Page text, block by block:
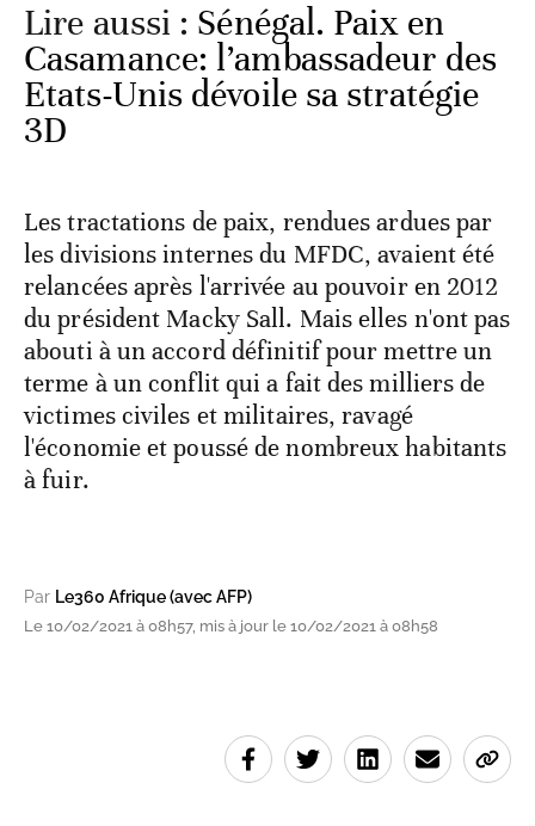
Lire aussi : Sénégal. Paix en
Casamance: l’ambassadeur des
Etats-Unis dévoile sa stratégie
3D
Les tractations de paix, rendues ardues par
les divisions internes du MFDC, avaient été
relancées après l'arrivée au pouvoir en 2012
du président Macky Sall. Mais elles n'ont pas
abouti à un accord définitif pour mettre un
terme à un conflit qui a fait des milliers de
victimes civiles et militaires, ravagé
l'économie et poussé de nombreux habitants
à fuir.
Par Le360 Afrique (avec AFP)
Le 10/02/2021 à 08h57, mis à jour le 10/02/2021 à 08h58